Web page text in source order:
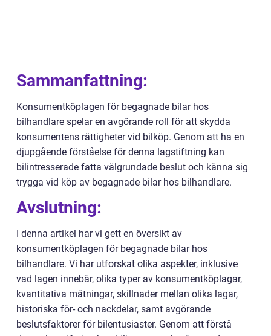
Sammanfattning:
Konsumentköplagen för begagnade bilar hos
bilhandlare spelar en avgörande roll för att skydda
konsumentens rättigheter vid bilköp. Genom att ha en
djupgående förståelse för denna lagstiftning kan
bilintresserade fatta välgrundade beslut och känna sig
trygga vid köp av begagnade bilar hos bilhandlare.
Avslutning:
I denna artikel har vi gett en översikt av
konsumentköplagen för begagnade bilar hos
bilhandlare. Vi har utforskat olika aspekter, inklusive
vad lagen innebär, olika typer av konsumentköplagar,
kvantitativa mätningar, skillnader mellan olika lagar,
historiska för- och nackdelar, samt avgörande
beslutsfaktorer för bilentusiaster. Genom att förstå